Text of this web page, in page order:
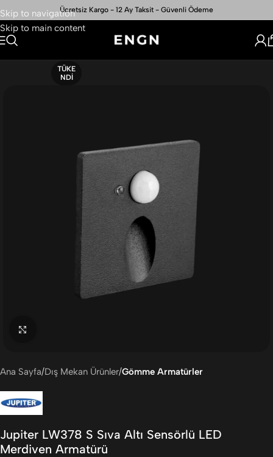
Skip to navigation
Skip to main content
Ücretsiz Kargo - 12 Ay Taksit - Güvenli Ödeme
TÜKE
NDI
Ana Sayfa Dış Mekan Ürünler Gömme Armatürler
Jupiter LW378 S Sıva Altı Sensörlü LED
Merdiven Armatürü